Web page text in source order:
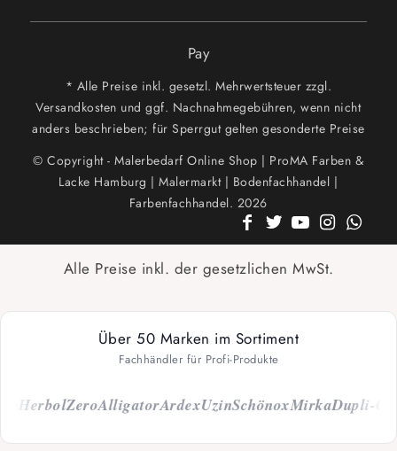
Pay
* Alle Preise inkl. gesetzl. Mehrwertsteuer zzgl.
Versandkosten und ggf. Nachnahmegebühren, wenn nicht
anders beschrieben; für Sperrgut gelten gesonderte Preise
© Copyright - Malerbedarf Online Shop | ProMA Farben &
Lacke Hamburg | Malermarkt | Bodenfachhandel |
Farbenfachhandel. 2026
Alle Preise inkl. der gesetzlichen MwSt.
Über 50 Marken im Sortiment
Fachhändler für Profi-Produkte
HerbolZeroAlligatorArdexUzinSchönoxMirkaDupli-